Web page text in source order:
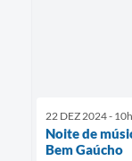
22 DEZ 2024 -
Noite de
Bem Gaúcho